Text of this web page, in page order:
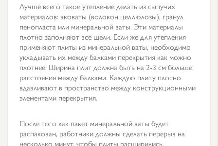
Лучше всего такое утепление делать из сыпучих
материалов: эковаты (волокон целлюлозы), гранул
пенопласта или минеральной ваты. Эти материалы
плотно заполняют все щели. Если же для утепления
применяют плиты из минеральной ваты, необходимо
укладывать их между балками перекрытия как можно
плотнее. Ширина плит должна быть на 2-3 см больше
расстояния между балками. Каждую плиту плотно
вдавливают в пространство между конструкционными
элементами перекрытия.
После того как пакет минеральной ваты будет
распакован, работники должны сделать перерыв на
несколько минут, чтобы плиты расширились.